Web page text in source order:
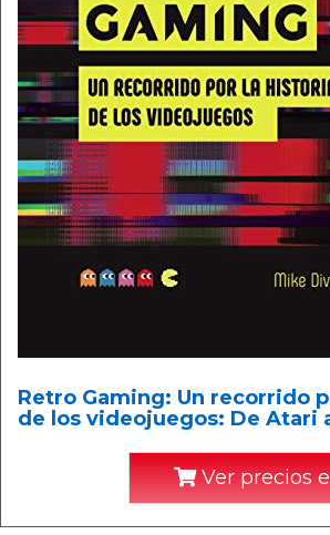
Retro Gaming: Un recorrido
de los videojuegos: De Atari
Ver precios